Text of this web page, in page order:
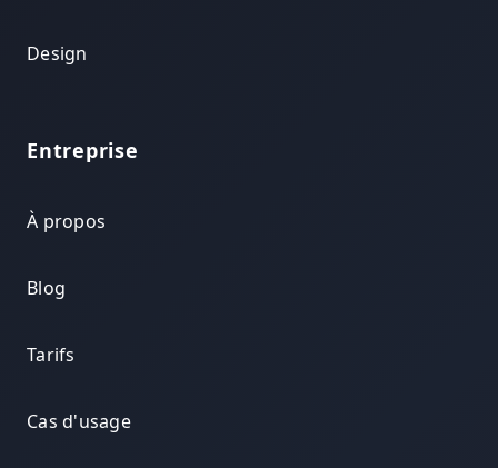
Design
Entreprise
À propos
Blog
Tarifs
Cas d'usage